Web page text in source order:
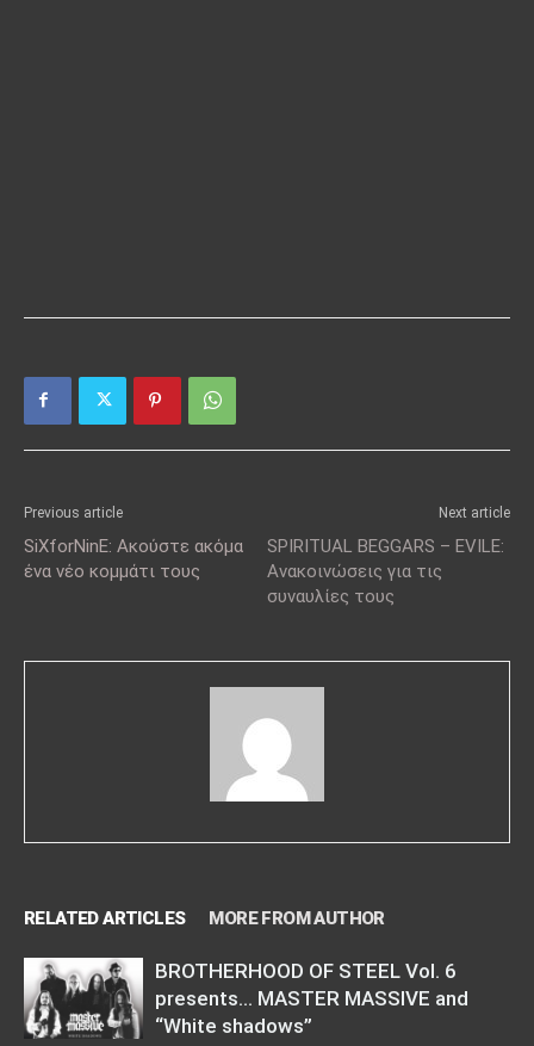
Previous article
SiXforNinE: Aκούστε ακόμα
ένα νέο κομμάτι τους
Next article
SPIRITUAL BEGGARS – EVILE:
Ανακοινώσεις για τις
συναυλίες τους
RELATED ARTICLES MORE FROM AUTHOR
BROTHERHOOD OF STEEL Vol. 6
presents… MASTER MASSIVE and
“White shadows”